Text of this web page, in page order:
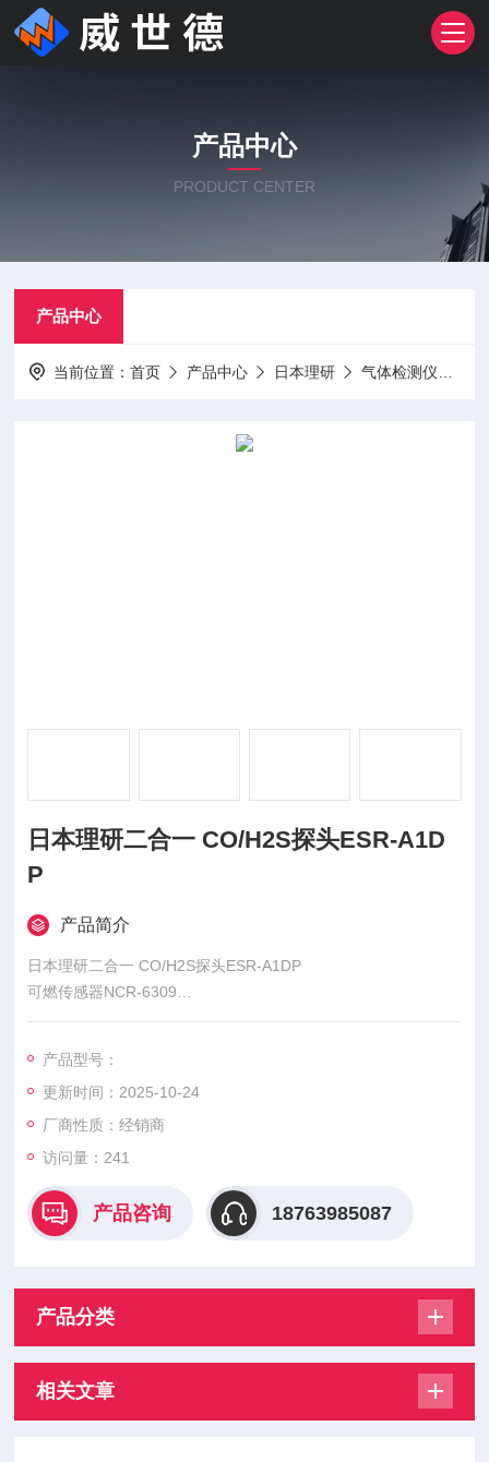
产品中心
PRODUCT CENTER
产品中心
当前位置：首页 产品中心 日本理研 气体检测仪
日本理研二合一 CO/H2S探头ESR-A1D
P
产品简介
日本理研二合一 CO/H2S探头ESR-A1DP
可燃传感器NCR-6309
一氧化碳/硫化氢二合一传感器ESR-A1DP
产品型号：
更新时间：2025-10-24
厂商性质：经销商
访问量：241
产品咨询 18763985087
产品分类
相关文章